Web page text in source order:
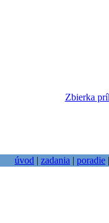
Zbierka
úvod | zadania | poradie